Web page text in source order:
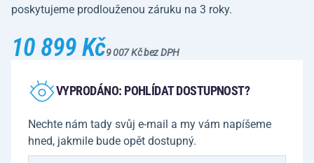
poskytujeme prodlouženou záruku na 3 roky.
10 899 Kč9 007 Kč bez DPH
VYPRODÁNO: POHLÍDAT DOSTUPNOST?
Nechte nám tady svůj e-mail a my vám napíšeme
hned, jakmile bude opět dostupný.